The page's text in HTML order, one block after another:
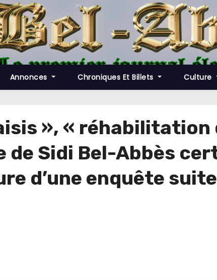
Annonces Chroniques Et Billets Culture
», « réhabilitation
de Sidi Bel-Abbès
d’une enquête